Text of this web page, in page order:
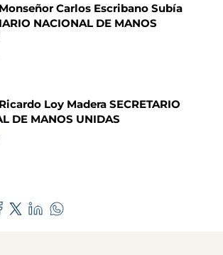
Carlos Escribano Subía
NACIONAL DE MANOS
Loy Madera SECRETARIO
DE MANOS UNIDAS